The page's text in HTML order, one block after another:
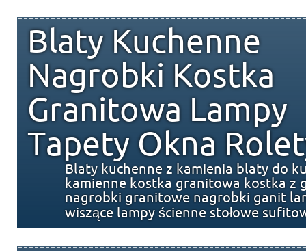
Blaty Kuchenne
Nagrobki Kostka
Granitowa Lampy
Tapety Okna
Blaty kuchenne z kamienia blaty do
kamienne kostka granitowa kostka z
nagrobki granitowe nagrobki ganit
wiszące lampy ścienne stołowe